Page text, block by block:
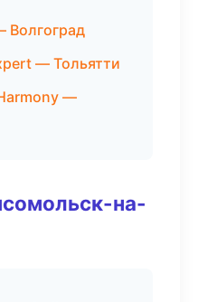
Волгоград
— Тольятти
—
на-